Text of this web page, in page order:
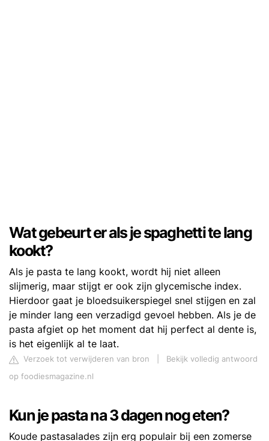
Wat gebeurt er als je spaghetti te lang
kookt?
Als je pasta te lang kookt, wordt hij niet alleen
slijmerig, maar stijgt er ook zijn glycemische index.
Hierdoor gaat je bloedsuikerspiegel snel stijgen en zal
je minder lang een verzadigd gevoel hebben. Als je de
pasta afgiet op het moment dat hij perfect al dente is,
is het eigenlijk al te laat.
Verzoek tot verwijderen van bron
Bekijk volledig antwoord
op foodiesmagazine.nl
Kun je pasta na 3 dagen nog eten?
Koude pastasalades zijn erg populair bij een zomerse